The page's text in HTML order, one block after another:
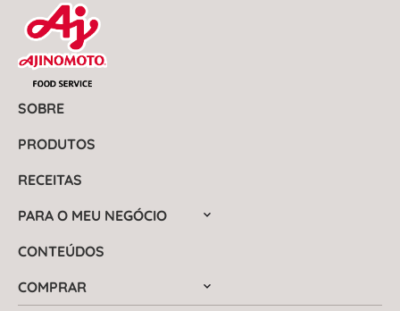
SOBRE
PRODUTOS
RECEITAS
PARA O MEU NEGÓCIO
CONTEÚDOS
COMPRAR